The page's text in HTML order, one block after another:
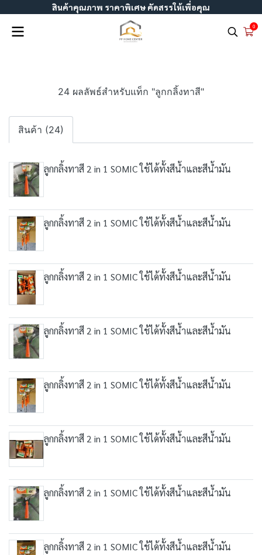
สินค้าคุณภาพ ราคาพิเศษ คัดสรรให้เพื่อคุณ
0
24 ผลลัพธ์สำหรับแท็ก "ลูกกลิ้งทาสี"
สินค้า (24)
ลูกกลิ้งทาสี 2 in 1 SOMIC ใช้ได้ทั้งสีน้ำและสีน้ำมัน
ลูกกลิ้งทาสี 2 in 1 SOMIC ใช้ได้ทั้งสีน้ำและสีน้ำมัน
ลูกกลิ้งทาสี 2 in 1 SOMIC ใช้ได้ทั้งสีน้ำและสีน้ำมัน
ลูกกลิ้งทาสี 2 in 1 SOMIC ใช้ได้ทั้งสีน้ำและสีน้ำมัน
ลูกกลิ้งทาสี 2 in 1 SOMIC ใช้ได้ทั้งสีน้ำและสีน้ำมัน
ลูกกลิ้งทาสี 2 in 1 SOMIC ใช้ได้ทั้งสีน้ำและสีน้ำมัน
ลูกกลิ้งทาสี 2 in 1 SOMIC ใช้ได้ทั้งสีน้ำและสีน้ำมัน
ลูกกลิ้งทาสี 2 in 1 SOMIC ใช้ได้ทั้งสีน้ำและสีน้ำมัน